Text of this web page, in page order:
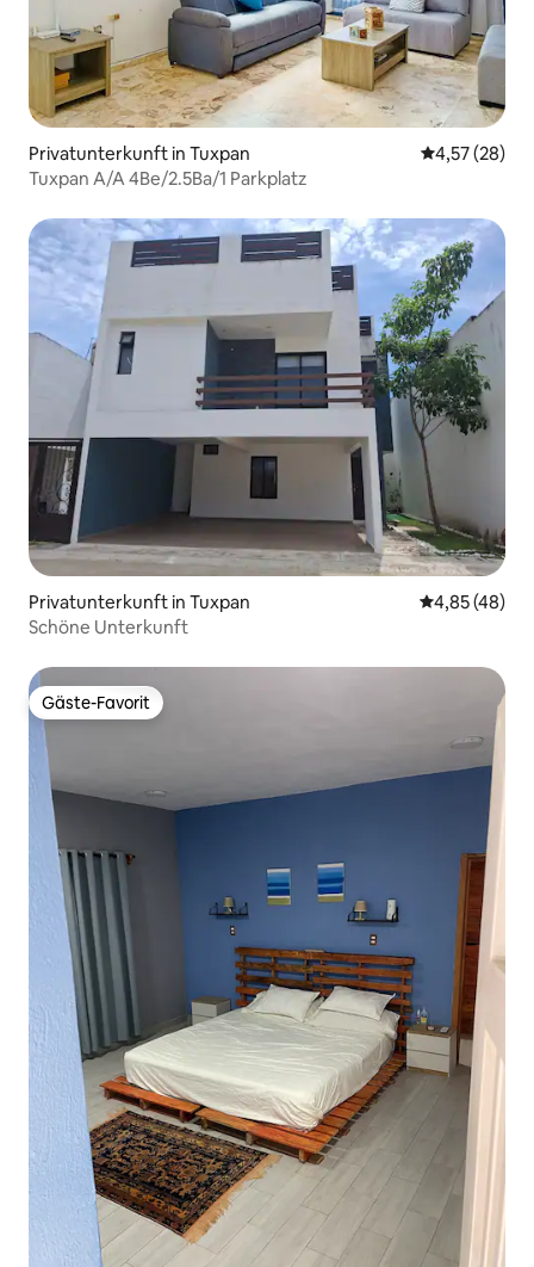
Privatunterkunft in Tuxpan
4,57 (28)
Tuxpan A/A 4Be/2.5Ba/1 Parkplatz
Privatunterkunft in Tuxpan
4,85 (48)
Schöne Unterkunft
Gäste-Favorit
Gäste-Favorit